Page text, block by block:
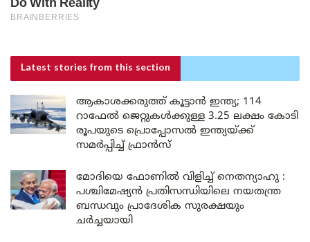
Latest stories from this section
ആകാശക്കരുത്ത് കൂട്ടാൻ ഇന്ത്യ; 114
റാഫേൽ ജെറ്റുകൾക്കുള്ള 3.25 ലക്ഷം കോടി
രൂപയുടെ പ്രൊപ്പോസൽ ഇന്ത്യയ്ക്ക്
സമർപ്പിച്ച് ഫ്രാൻസ്
മോദിയെ ഫോണിൽ വിളിച്ച് നെതന്യാഹു :
പശ്ചിമേഷ്യൻ പ്രതിസന്ധിയിലെ നയതന്ത്ര
ബന്ധവും പ്രാദേശിക സുരക്ഷയും
ചർച്ചയായി